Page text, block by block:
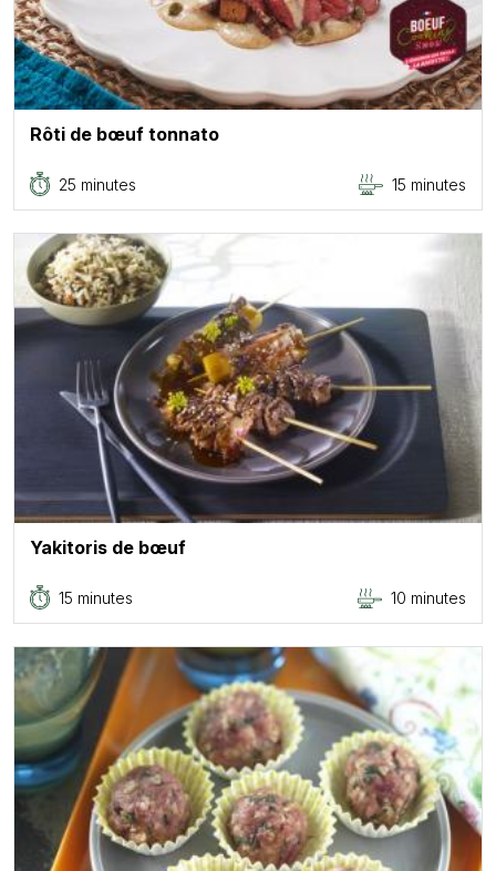
Rôti de bœuf tonnato
25 minutes 15 minutes
Yakitoris de bœuf
15 minutes 10 minutes